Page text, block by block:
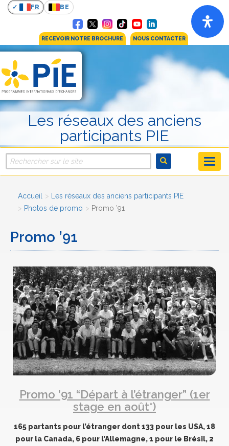
FR BE
RECEVOIR NOTRE BROCHURE NOUS CONTACTER
Les réseaux des anciens
participants PIE
Accueil
Les réseaux des anciens participants PIE
Photos de promo
Promo ’91
Promo ’91
Promo ’91 “Départ à l’étranger” (1er
stage en août*)
165 partants pour l’étranger dont 133 pour les USA, 18
pour la Canada, 6 pour l’Allemagne, 1 pour le Brésil, 2